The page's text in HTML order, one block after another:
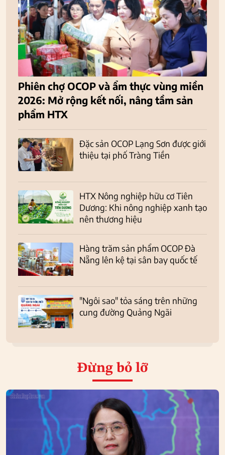
Phiên chợ OCOP và ẩm thực vùng miền
2026: Mở rộng kết nối, nâng tầm sản
phẩm HTX
Đặc sản OCOP Lạng Sơn được giới
thiệu tại phố Tràng Tiền
HTX Nông nghiệp hữu cơ Tiên
Dương: Khi nông nghiệp xanh tạo
nên thương hiệu
Hàng trăm sản phẩm OCOP Đà
Nẵng lên kệ tại sân bay quốc tế
"Ngôi sao" tỏa sáng trên những
cung đường Quảng Ngãi
Đừng bỏ lỡ